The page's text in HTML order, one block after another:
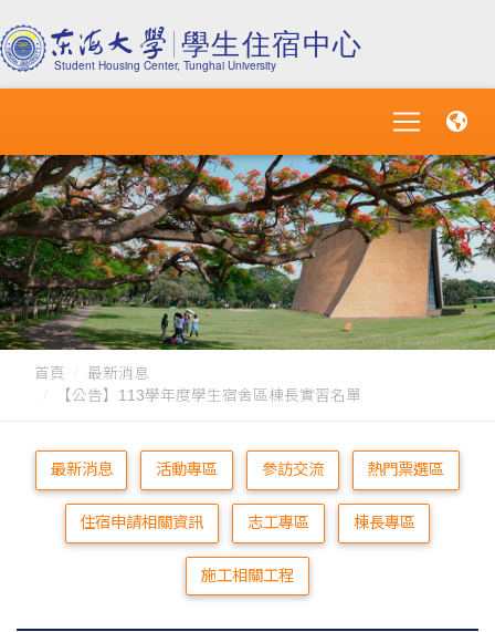
首頁
最新消息
【公告】113學年度學生宿舍區棟長實習名單
最新消息 活動專區 參訪交流 熱門票選區
住宿申請相關資訊 志工專區 棟長專區
施工相關工程